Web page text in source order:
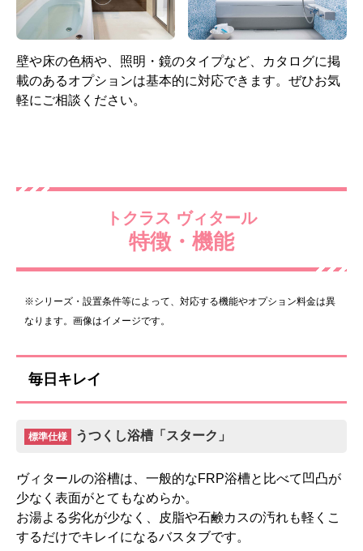
エプロン
標準仕様モデル
照明
標準仕様モデル
シャワーヘッド
タオル掛
壁や床の色柄や、照明・鏡のタイプなど、カタログに掲
載のあるオプションは基本的に対応できます。ぜひお気
軽にご相談ください。
トクラス ヴィタール
特徴・機能
※シリーズ・設置条件等によって、対応する機能やオプション料金は異
なります。画像はイメージです。
毎日キレイ
標準仕様 うつくし浴槽「スターク」
ヴィタールの浴槽は、一般的なFRP浴槽と比べて凹凸が
少なく表面がとてもなめらか。
お湯よる劣化が少なく、皮脂や石鹸カスの汚れも軽くこ
するだけでキレイになるバスタブです。